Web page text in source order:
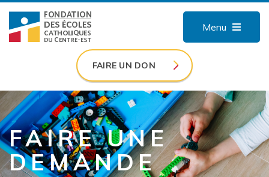
Menu
FAIRE UN DON
FAIRE UNE
DEMANDE